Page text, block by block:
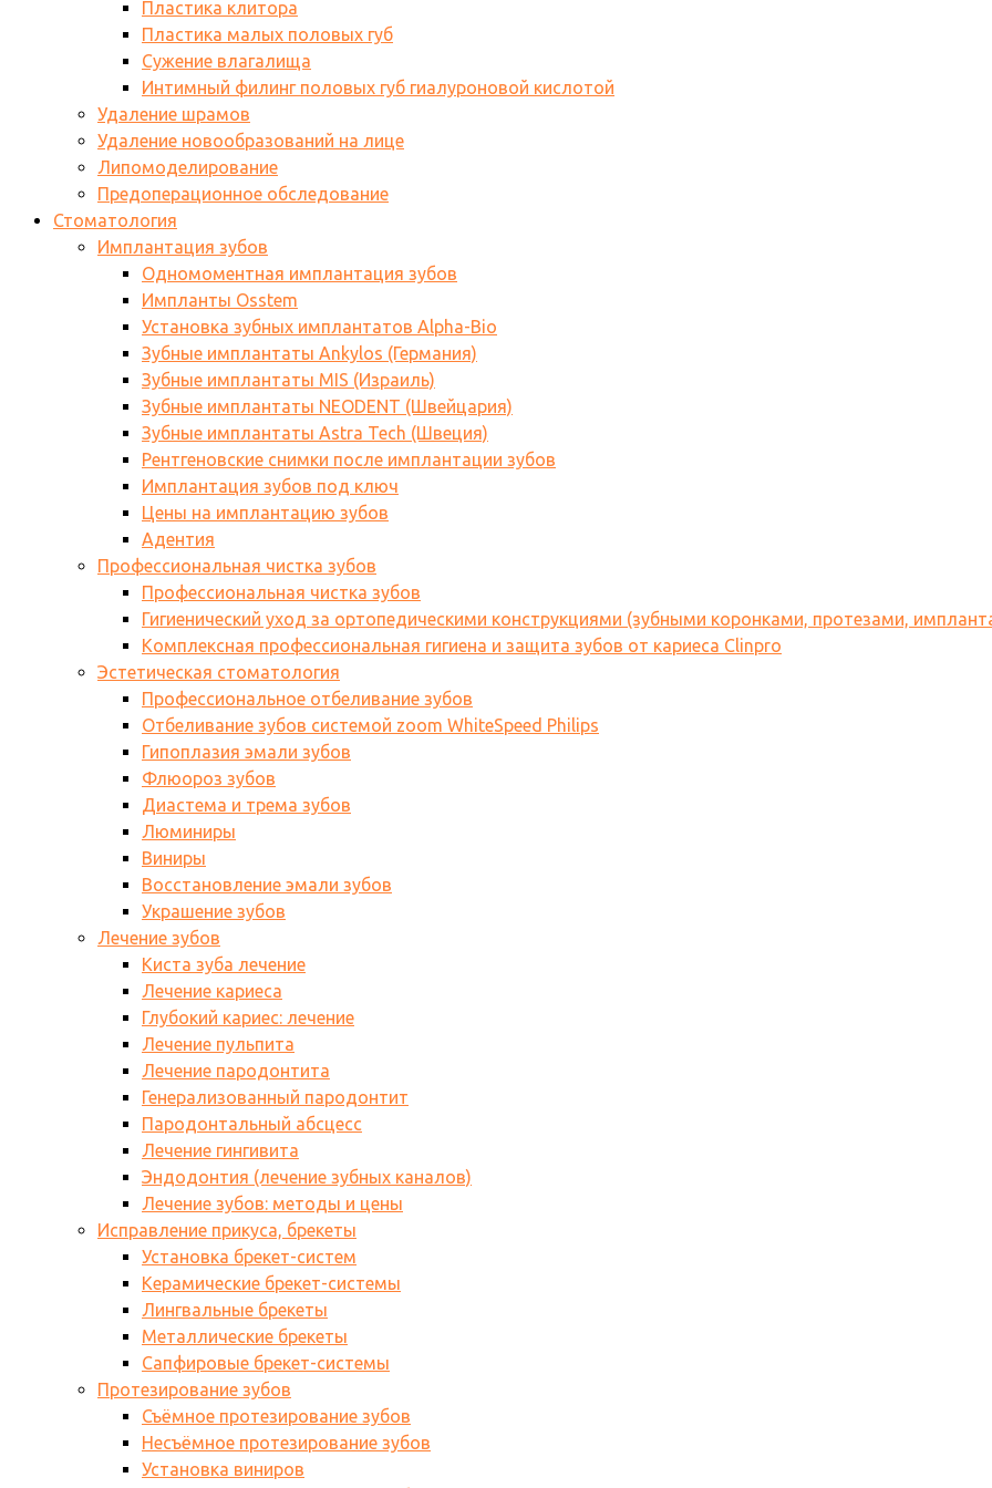
Пластика клитора
Пластика малых половых губ
Сужение влагалища
Интимный филинг половых губ гиалуроновой кислотой
Удаление шрамов
Удаление новообразований на лице
Липомоделирование
Предоперационное обследование
Стоматология
Имплантация зубов
Одномоментная имплантация зубов
Импланты Osstem
Установка зубных имплантатов Alpha-Bio
Зубные имплантаты Ankylos (Германия)
Зубные имплантаты MIS (Израиль)
Зубные имплантаты NEODENT (Швейцария)
Зубные имплантаты Astra Tech (Швеция)
Рентгеновские снимки после имплантации зубов
Имплантация зубов под ключ
Цены на имплантацию зубов
Адентия
Профессиональная чистка зубов
Профессиональная чистка зубов
Гигиенический уход за ортопедическими конструкциями (зубными коронками, протезами,
Комплексная профессиональная гигиена и защита зубов от кариеса Clinpro
Эстетическая стоматология
Профессиональное отбеливание зубов
Отбеливание зубов системой zoom WhiteSpeed Philips
Гипоплазия эмали зубов
Флюороз зубов
Диастема и трема зубов
Люминиры
Виниры
Восстановление эмали зубов
Украшение зубов
Лечение зубов
Киста зуба лечение
Лечение кариеса
Глубокий кариес: лечение
Лечение пульпита
Лечение пародонтита
Генерализованный пародонтит
Пародонтальный абсцесс
Лечение гингивита
Эндодонтия (лечение зубных каналов)
Лечение зубов: методы и цены
Исправление прикуса, брекеты
Установка брекет-систем
Керамические брекет-системы
Лингвальные брекеты
Металлические брекеты
Сапфировые брекет-системы
Протезирование зубов
Съёмное протезирование зубов
Несъёмное протезирование зубов
Установка виниров